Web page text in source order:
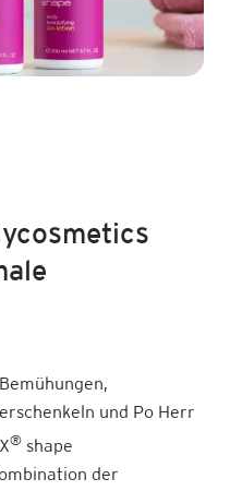
und Po Herr
® shape
der